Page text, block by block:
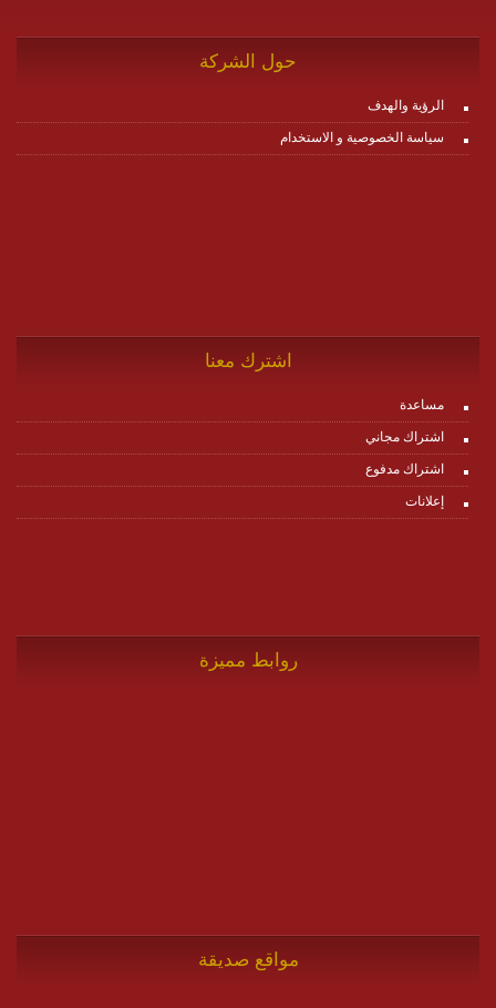
حول الشركة
الرؤية والهدف
سياسة الخصوصية و الاستخدام
اشترك معنا
مساعدة
اشتراك مجاني
اشتراك مدفوع
إعلانات
روابط مميزة
مواقع صديقة